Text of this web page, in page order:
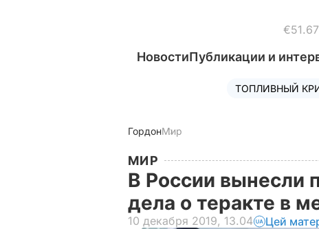
€51.67
НовостиПубликации и
ТОПЛИВНЫЙ
ГордонМир
МИР
В России вынесли
дела о теракте в
10 декабря 2019, 13.04 Цей